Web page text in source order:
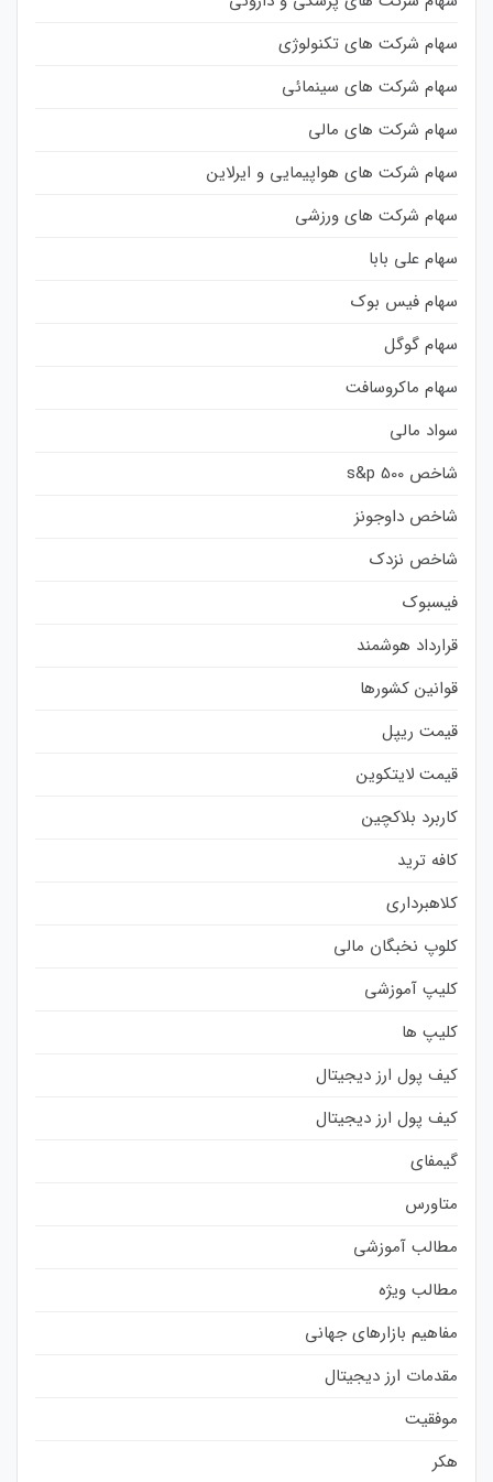
سهام شرکت های تکنولوژی
سهام شرکت های سینمائی
سهام شرکت های مالی
سهام شرکت های هواپیمایی و ایرلاین
سهام شرکت های ورزشی
سهام علی بابا
سهام فیس بوک
سهام گوگل
سهام ماکروسافت
سواد مالی
شاخص s&p 500
شاخص داوجونز
شاخص نزدک
فیسبوک
قرارداد هوشمند
قوانین کشورها
قیمت ریپل
قیمت لایتکوین
کاربرد بلاکچین
کافه ترید
کلاهبرداری
کلوپ نخبگان مالی
کلیپ آموزشی
کلیپ ها
کیف پول ارز دیجیتال
کیف پول ارز دیجیتال
گیمفای
متاورس
مطالب آموزشی
مطالب ویژه
مفاهیم بازارهای جهانی
مقدمات ارز دیجیتال
موفقیت
هکر